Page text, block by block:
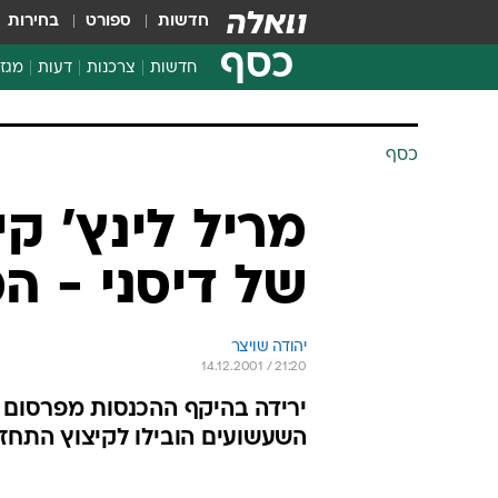
חדשות ספורט בחירות
כסף חדשות צרכנות
השוואת מחירים
צרכנות פיננסית
דעות
כסף
מריל לינץ'
של דיסני -
יהודה שויצר
14.12.2001 / 21:20
השעשועים הובילו לקיצוץ